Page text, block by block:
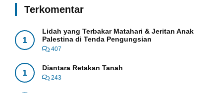
Terkomentar
1
Lidah yang Terbakar Matahari & Jeritan Anak
Palestina di Tenda Pengungsian
407
1 Diantara Retakan Tanah
243